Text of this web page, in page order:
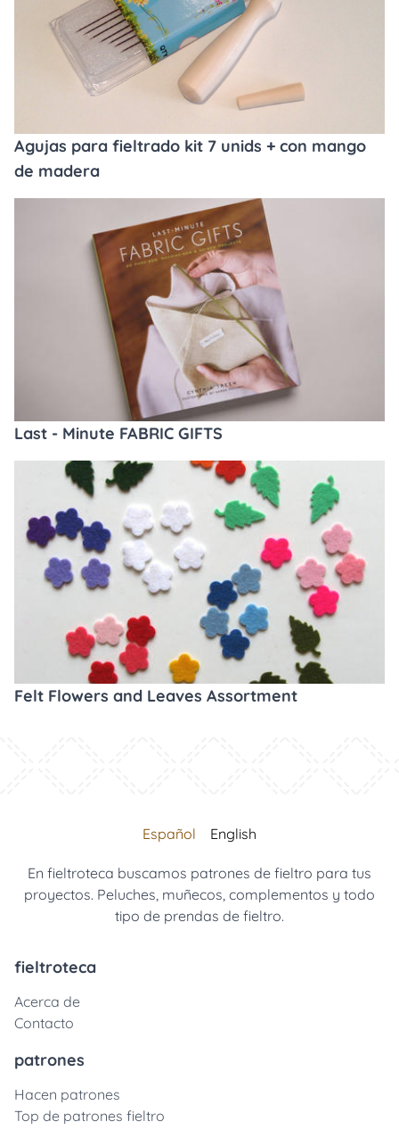
Agujas para fieltrado kit 7 unids + con mango
de madera
Last - Minute FABRIC GIFTS
Felt Flowers and Leaves Assortment
Español English
En fieltroteca buscamos patrones de fieltro para tus
proyectos. Peluches, muñecos, complementos y todo
tipo de prendas de fieltro.
fieltroteca
Acerca de
Contacto
patrones
Hacen patrones
Top de patrones fieltro